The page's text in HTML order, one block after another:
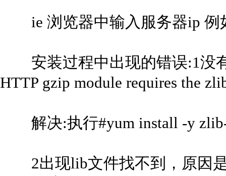
ie 浏览器中输入服务器ip 例
安装过程中出现的错误:1没
HTTP gzip module requires the
解决:执行#yum install -y
2出现lib文件找不到，原因是